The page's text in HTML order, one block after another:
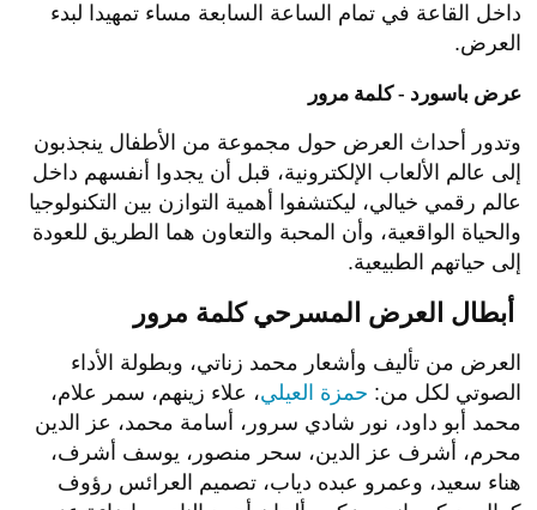
داخل القاعة في تمام الساعة السابعة مساء تمهيدا لبدء
العرض.
عرض باسورد - كلمة مرور
وتدور أحداث العرض حول مجموعة من الأطفال ينجذبون
إلى عالم الألعاب الإلكترونية، قبل أن يجدوا أنفسهم داخل
عالم رقمي خيالي، ليكتشفوا أهمية التوازن بين التكنولوجيا
والحياة الواقعية، وأن المحبة والتعاون هما الطريق للعودة
إلى حياتهم الطبيعية.
العرض من تأليف وأشعار محمد زناتي، وبطولة الأداء
الصوتي لكل من: حمزة العيلي، علاء زينهم، سمر علام،
محمد أبو داود، نور شادي سرور، أسامة محمد، عز الدين
محرم، أشرف عز الدين، سحر منصور، يوسف أشرف،
هناء سعيد، وعمرو عبده دياب، تصميم العرائس رؤوف